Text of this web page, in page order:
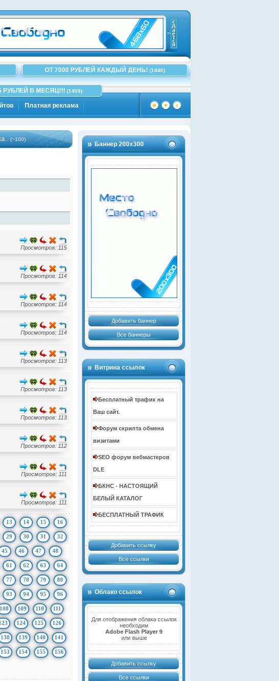
ОТ 7000 РУБЛЕЙ КАЖДЫЙ ДЕНЬ! (1446)
РУБЛЕЙ В МЕСЯЦ!!! (1459)
Платная реклама
Баннер 200х300
Добавить баннер
Все баннеры
Витрина ссылок
Бесплатный трафик на
Ваш сайт.
Форум скрипта обмена
визитами
SEO форум вебмастеров
DLE
БКНС - НАСТОЯЩИЙ
БЕЛЫЙ КАТАЛОГ
БЕСПЛАТНЫЙ ТРАФИК
Добавить ссылку
Все ссылки
Облако ссылок
Для отображения облака ссылок
необходим
Adobe Flash Player 9
или выше
Добавить ссылку
Все ссылки
Просмотров: 115
Просмотров: 114
Просмотров: 114
Просмотров: 114
Просмотров: 113
Просмотров: 113
Просмотров: 113
Просмотров: 112
Просмотров: 111
Просмотров: 111
13 14 15 16
29 30 31 32
45 46 47 48
61 62 63 64
77 78 79 80
93 94 95 96
108 109 110 111
124 125 126
138 139 140 141
153 154 155 156